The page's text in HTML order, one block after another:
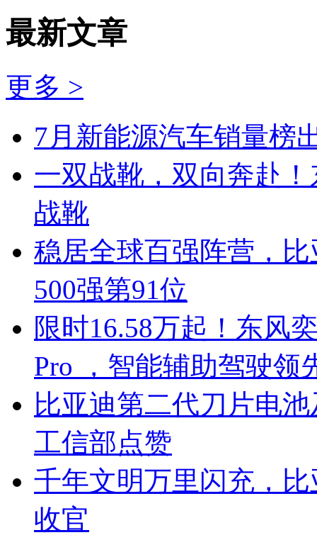
最新文章
更多 >
7月新能源汽车销量榜
一双战靴，双向奔赴
战靴
稳居全球百强阵营，
500强第91位
限时16.58万起！东风
Pro ，智能辅助驾驶领
比亚迪第二代刀片电
工信部点赞
千年文明万里闪充，
收官